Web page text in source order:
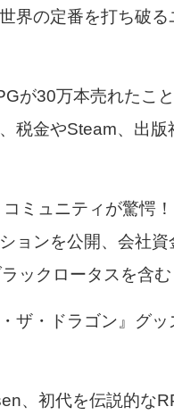
界の定番を打ち破
が30万本売れたこ
税金やSteam、出版
ミュニティが驚愕
ョンを公開、会社
ックロータスを含む
ザ・ドラゴン』グ
、初代を伝説的な